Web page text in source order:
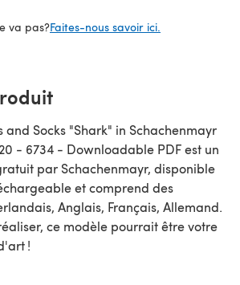
va pas?Faites-nous savoir ici.
and Socks "Shark" in Schachenmayr
- 6734 - Downloadable PDF est un
et comprend des
Anglais, Français, Allemand.
ce modèle pourrait être votre
!